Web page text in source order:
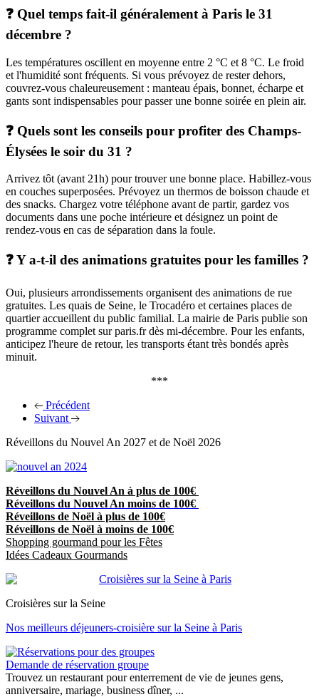
❓ Quel temps fait-il généralement à Paris le 31
décembre ?
Les températures oscillent en moyenne entre 2 °C et 8 °C. Le froid
et l'humidité sont fréquents. Si vous prévoyez de rester dehors,
couvrez-vous chaleureusement : manteau épais, bonnet, écharpe et
gants sont indispensables pour passer une bonne soirée en plein air.
❓ Quels sont les conseils pour profiter des Champs-
Élysées le soir du 31 ?
Arrivez tôt (avant 21h) pour trouver une bonne place. Habillez-vous
en couches superposées. Prévoyez un thermos de boisson chaude et
des snacks. Chargez votre téléphone avant de partir, gardez vos
documents dans une poche intérieure et désignez un point de
rendez-vous en cas de séparation dans la foule.
❓ Y a-t-il des animations gratuites pour les familles ?
Oui, plusieurs arrondissements organisent des animations de rue
gratuites. Les quais de Seine, le Trocadéro et certaines places de
quartier accueillent du public familial. La mairie de Paris publie son
programme complet sur paris.fr dès mi-décembre. Pour les enfants,
anticipez l'heure de retour, les transports étant très bondés après
minuit.
***
Précédent
Suivant
Réveillons du Nouvel An 2027 et de Noël 2026
Réveillons du Nouvel An à plus de 100€
Réveillons du Nouvel An moins de 100€
Réveillons de Noël à plus de 100€
Réveillons de Noël à moins de 100€
Shopping gourmand pour les Fêtes
Idées Cadeaux Gourmands
Croisières sur la Seine
Nos meilleurs déjeuners-croisière sur la Seine à Paris
Demande de réservation groupe
Trouvez un restaurant pour enterrement de vie de jeunes gens,
anniversaire, mariage, business dîner, ...